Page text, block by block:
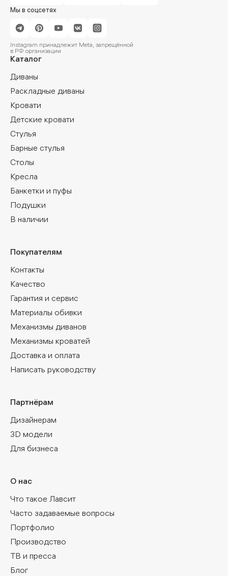
Мы в соцсетях
Instagram принадлежит Meta, запрещённой
в РФ организации
Каталог
Диваны
Раскладные диваны
Кровати
Детские кровати
Стулья
Барные стулья
Столы
Кресла
Банкетки и пуфы
Подушки
В наличии
Покупателям
Контакты
Качество
Гарантия и сервис
Материалы обивки
Механизмы диванов
Механизмы кроватей
Доставка и оплата
Написать руководству
Партнёрам
Дизайнерам
3D модели
Для бизнеса
О нас
Что такое Лавсит
Часто задаваемые вопросы
Портфолио
Производство
ТВ и пресса
Блог